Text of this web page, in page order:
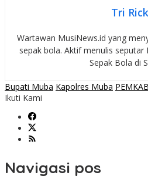
Tri
Wartawan MusiNews.id yang
sepak bola. Aktif menulis seputar
Sepak Bola di
Bupati Muba Kapolres Muba
Ikuti Kami
Navigasi pos